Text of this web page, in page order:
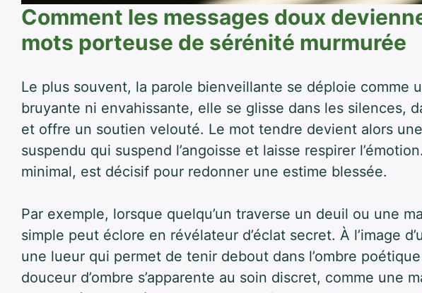
Comment les messages doux
mots porteuse de sérénité murmurée
Le plus souvent, la parole bienveillante se déploie comme
bruyante ni envahissante, elle se glisse dans les silences,
et offre un soutien velouté. Le mot tendre devient alors
suspendu qui suspend l’angoisse et laisse respirer
minimal, est décisif pour redonner une estime blessée.
Par exemple, lorsque quelqu’un traverse un deuil ou une
simple peut éclore en révélateur d’éclat secret. À l’image
une lueur qui permet de tenir debout dans l’ombre
douceur d’ombre s’apparente au soin discret, comme une